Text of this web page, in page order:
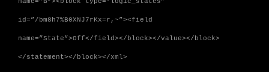
id=”/bm8h7%B0XNJ7rKx=r,~”><field
name=”State”>Off</field></block></value></block>
</statement></block></xml>